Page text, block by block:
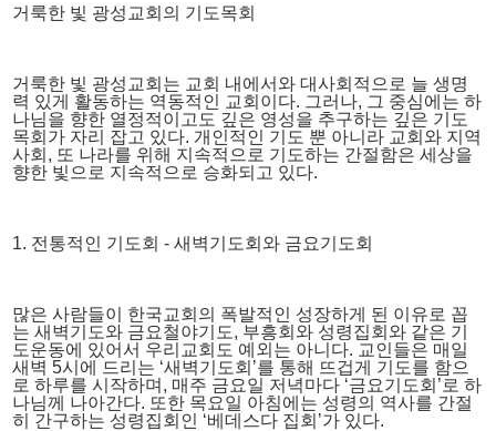
거룩한 빛 광성교회의 기도목회
거룩한 빛 광성교회는 교회 내에서와 대사회적으로 늘 생명
력 있게 활동하는 역동적인 교회이다. 그러나, 그 중심에는 하
나님을 향한 열정적이고도 깊은 영성을 추구하는 깊은 기도
목회가 자리 잡고 있다. 개인적인 기도 뿐 아니라 교회와 지역
사회, 또 나라를 위해 지속적으로 기도하는 간절함은 세상을
향한 빛으로 지속적으로 승화되고 있다.
1. 전통적인 기도회 - 새벽기도회와 금요기도회
많은 사람들이 한국교회의 폭발적인 성장하게 된 이유로 꼽
는 새벽기도와 금요철야기도, 부흥회와 성령집회와 같은 기
도운동에 있어서 우리교회도 예외는 아니다. 교인들은 매일
새벽 5시에 드리는 ‘새벽기도회’를 통해 뜨겁게 기도를 함으
로 하루를 시작하며, 매주 금요일 저녁마다 ‘금요기도회’로 하
나님께 나아간다. 또한 목요일 아침에는 성령의 역사를 간절
히 간구하는 성령집회인 ‘베데스다 집회’가 있다.